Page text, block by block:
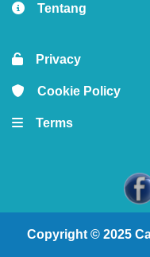
Tentang
Privacy
Cookie Policy
Terms
Copyright © 2025